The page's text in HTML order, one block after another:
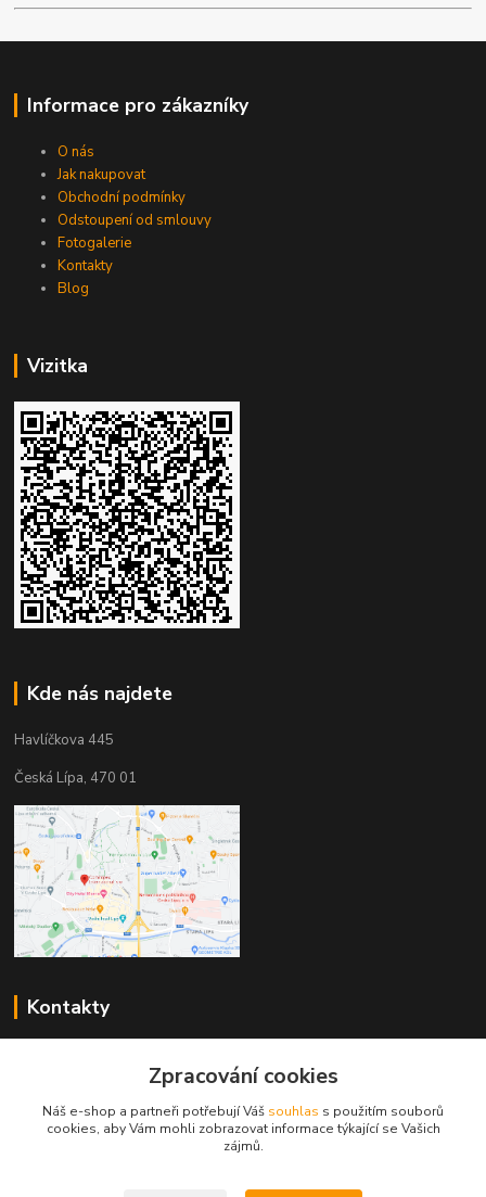
Informace pro zákazníky
O nás
Jak nakupovat
Obchodní podmínky
Odstoupení od smlouvy
Fotogalerie
Kontakty
Blog
Vizitka
Kde nás najdete
Havlíčkova 445
Česká Lípa, 470 01
Kontakty
+420 603 823 376
pelant@cgastro.cz
Zpracování cookies
Náš e-shop a partneři potřebují Váš souhlas s použitím souborů
cookies, aby Vám mohli zobrazovat informace týkající se Vašich
zájmů.